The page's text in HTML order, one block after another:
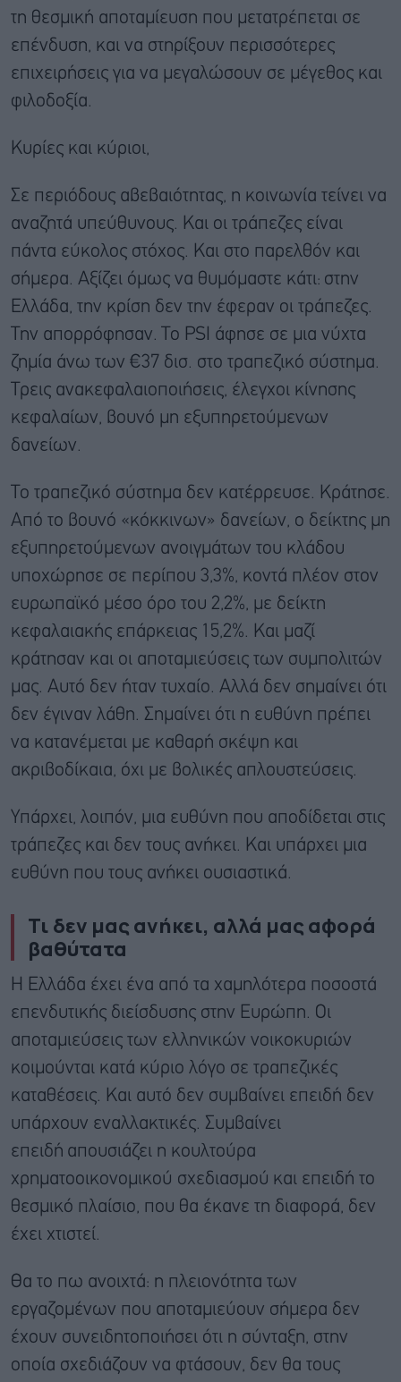
τη θεσμική αποταμίευση που μετατρέπεται σε
επένδυση, και να στηρίξουν περισσότερες
επιχειρήσεις για να μεγαλώσουν σε μέγεθος και
φιλοδοξία.
Κυρίες και κύριοι,
Σε περιόδους αβεβαιότητας, η κοινωνία τείνει να
αναζητά υπεύθυνους. Και οι τράπεζες είναι
πάντα εύκολος στόχος. Και στο παρελθόν και
σήμερα. Αξίζει όμως να θυμόμαστε κάτι: στην
Ελλάδα, την κρίση δεν την έφεραν οι τράπεζες.
Την απορρόφησαν. Το PSI άφησε σε μια νύχτα
ζημία άνω των €37 δισ. στο τραπεζικό σύστημα.
Τρεις ανακεφαλαιοποιήσεις, έλεγχοι κίνησης
κεφαλαίων, βουνό μη εξυπηρετούμενων
δανείων.
Το τραπεζικό σύστημα δεν κατέρρευσε. Κράτησε.
Από το βουνό «κόκκινων» δανείων, ο δείκτης μη
εξυπηρετούμενων ανοιγμάτων του κλάδου
υποχώρησε σε περίπου 3,3%, κοντά πλέον στον
ευρωπαϊκό μέσο όρο του 2,2%, με δείκτη
κεφαλαιακής επάρκειας 15,2%. Και μαζί
κράτησαν και οι αποταμιεύσεις των συμπολιτών
μας. Αυτό δεν ήταν τυχαίο. Αλλά δεν σημαίνει ότι
δεν έγιναν λάθη. Σημαίνει ότι η ευθύνη πρέπει
να κατανέμεται με καθαρή σκέψη και
ακριβοδίκαια, όχι με βολικές απλουστεύσεις.
Υπάρχει, λοιπόν, μια ευθύνη που αποδίδεται στις
τράπεζες και δεν τους ανήκει. Και υπάρχει μια
ευθύνη που τους ανήκει ουσιαστικά.
Τι δεν μας ανήκει, αλλά μας αφορά
βαθύτατα
Η Ελλάδα έχει ένα από τα χαμηλότερα ποσοστά
επενδυτικής διείσδυσης στην Ευρώπη. Οι
αποταμιεύσεις των ελληνικών νοικοκυριών
κοιμούνται κατά κύριο λόγο σε τραπεζικές
καταθέσεις. Και αυτό δεν συμβαίνει επειδή δεν
υπάρχουν εναλλακτικές. Συμβαίνει
επειδή απουσιάζει η κουλτούρα
χρηματοοικονομικού σχεδιασμού και επειδή το
θεσμικό πλαίσιο, που θα έκανε τη διαφορά, δεν
έχει χτιστεί.
Θα το πω ανοιχτά: η πλειονότητα των
εργαζομένων που αποταμιεύουν σήμερα δεν
έχουν συνειδητοποιήσει ότι η σύνταξη, στην
οποία σχεδιάζουν να φτάσουν, δεν θα τους